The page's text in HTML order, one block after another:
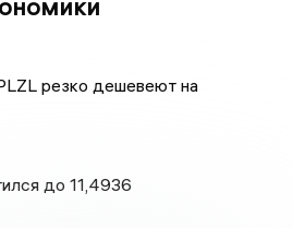
резко дешевеют на
до 11,4936